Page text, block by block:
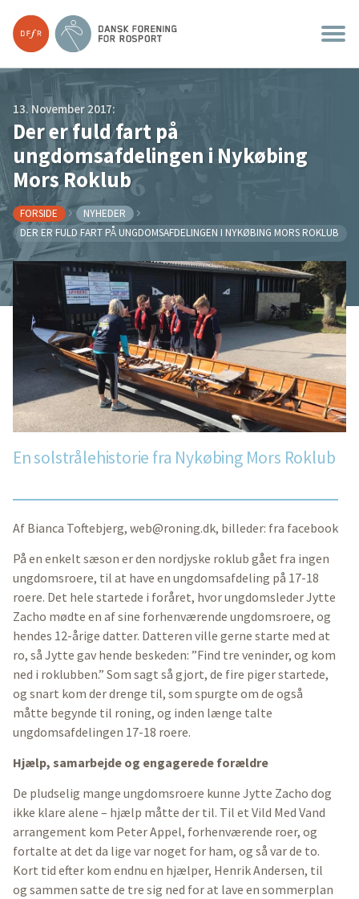
13. November 2017:
Der er fuld fart på
ungdomsafdelingen i Nykøbing
Mors Roklub
FORSIDE
NYHEDER
DER ER FULD FART PÅ UNGDOMSAFDELINGEN I NYKØBING MORS ROKLUB
En solstrålehistorie fra Nykøbing Mors Roklub
Af Bianca Toftebjerg, web@roning.dk, billeder: fra facebook
På en enkelt sæson er den nordjyske roklub gået fra ingen
ungdomsroere, til at have en ungdomsafdeling på 17-18
roere. Det hele startede i foråret, hvor ungdomsleder Jytte
Zacho mødte en af sine forhenværende ungdomsroere, og
hendes 12-årige datter. Datteren ville gerne starte med at
ro, så Jytte gav hende beskeden: ”Find tre veninder, og kom
ned i roklubben.” Som sagt så gjort, de fire piger startede,
og snart kom der drenge til, som spurgte om de også
måtte begynde til roning, og inden længe talte
ungdomsafdelingen 17-18 roere.
Hjælp, samarbejde og engagerede forældre
De pludselig mange ungdomsroere kunne Jytte Zacho dog
ikke klare alene – hjælp måtte der til. Til et Vild Med Vand
arrangement kom Peter Appel, forhenværende roer, og
fortalte at det da lige var noget for ham, og så var de to.
Kort tid efter kom endnu en hjælper, Henrik Andersen, til
og sammen satte de tre sig ned for at lave en sommerplan